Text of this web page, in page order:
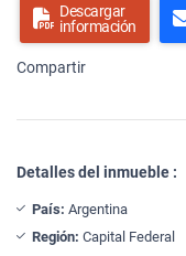
Descargar
información
Compartir
Detalles del inmueble :
País: Argentina
Región: Capital Federal